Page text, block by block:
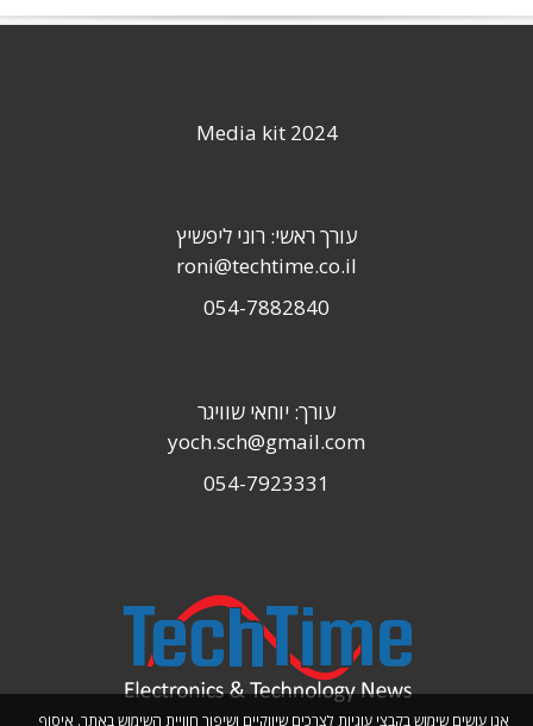
אנו עושים שימוש בקבצי עוגיות לצרכים שיווקיים ושיפור חוויית השימוש באתר. איסוף
Media kit 2024
עורך ראשי: רוני ליפשיץ
roni@techtime.co.il
054-7882840
עורך: יוחאי שוויגר
yoch.sch@gmail.com
054-7923331